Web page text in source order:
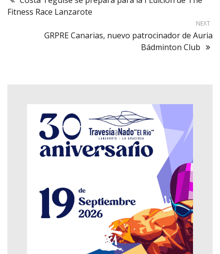
Fitness Race Lanzarote
NEXT
GRPRE Canarias, nuevo patrocinador de Auria
Bádminton Club